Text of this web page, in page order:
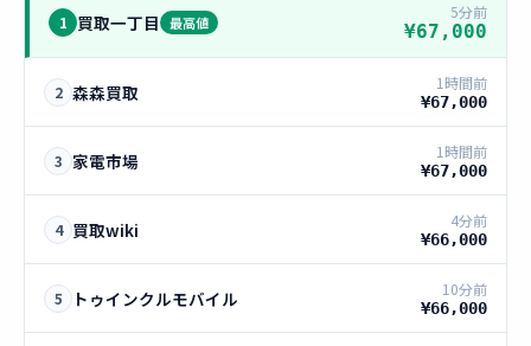
1 買取一丁目 最高値
5分前
¥67,000
2 森森買取 1時間前
¥67,000
3 家電市場 1時間前
¥67,000
4 買取wiki 4分前
¥66,000
5 トゥインクルモバイル 10分前
¥66,000